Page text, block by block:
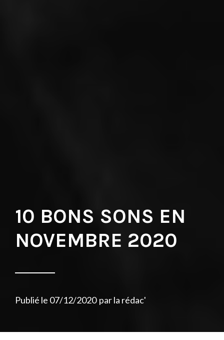
10 BONS SONS EN
NOVEMBRE 2020
Publié le 07/12/2020 parla rédac'